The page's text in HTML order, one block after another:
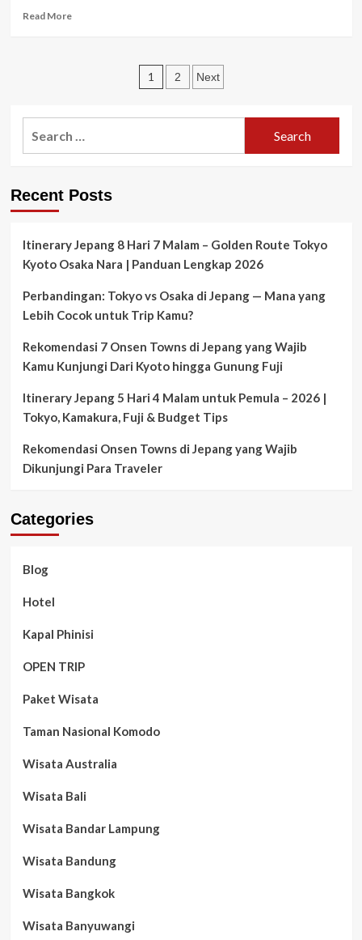
Read MoreRead
“HALAL
TOUR
WINTER
Desember
Posts
1 2 Next
Recent Posts
Itinerary Jepang 8 Hari 7 Malam – Golden Route Tokyo
Kyoto Osaka Nara | Panduan Lengkap 2026
Perbandingan: Tokyo vs Osaka di Jepang — Mana yang
Lebih Cocok untuk Trip Kamu?
Rekomendasi 7 Onsen Towns di Jepang yang Wajib
Kamu Kunjungi Dari Kyoto hingga Gunung Fuji
Itinerary Jepang 5 Hari 4 Malam untuk Pemula – 2026 |
Tokyo, Kamakura, Fuji & Budget Tips
Rekomendasi Onsen Towns di Jepang yang Wajib
Dikunjungi Para Traveler
Categories
Blog
Hotel
Kapal Phinisi
OPEN TRIP
Paket Wisata
Taman Nasional Komodo
Wisata Australia
Wisata Bali
Wisata Bandar Lampung
Wisata Bandung
Wisata Bangkok
Wisata Banyuwangi